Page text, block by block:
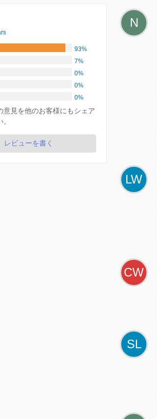
93%
7%
0%
0%
0%
意見を他のお客様にもシェア
レビューを書く
N
LW
CW
SL